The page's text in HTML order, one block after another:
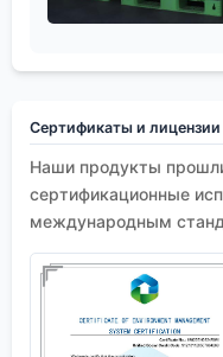
Сертификаты и лицензии
Наши продукты
сертификационные
международным